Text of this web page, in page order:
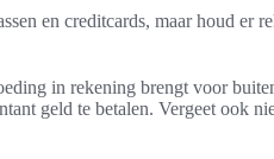
en creditcards, maar houd er
in rekening brengt voor
geld te betalen. Vergeet ook